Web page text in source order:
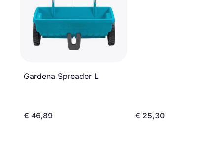
Gardena Spreader L
€ 46,89 € 25,30